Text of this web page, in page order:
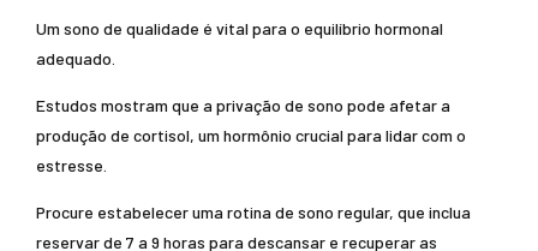
Um sono de qualidade é vital para o equilíbrio hormonal
adequado.
Estudos mostram que a privação de sono pode afetar a
produção de cortisol, um hormônio crucial para lidar com o
estresse.
Procure estabelecer uma rotina de sono regular, que inclua
reservar de 7 a 9 horas para descansar e recuperar as